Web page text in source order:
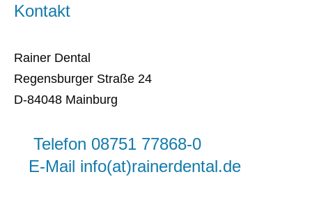
Kontakt
Rainer Dental
Regensburger Straße 24
D-84048 Mainburg
Telefon 08751 77868-0
E-Mail info(at)rainerdental.de